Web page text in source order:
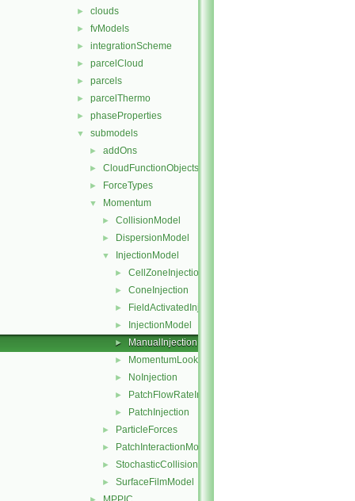
► clouds
► fvModels
► integrationScheme
► parcelCloud
► parcels
► parcelThermo
► phaseProperties
▼ submodels
► addOns
► CloudFunctionObjects
► ForceTypes
▼ Momentum
► CollisionModel
► DispersionModel
▼ InjectionModel
► CellZoneInjection
► ConeInjection
► FieldActivatedInjection
► InjectionModel
► ManualInjection
► MomentumLookupTableInjection
► NoInjection
► PatchFlowRateInjection
► PatchInjection
► ParticleForces
► PatchInteractionModel
► StochasticCollision
► SurfaceFilmModel